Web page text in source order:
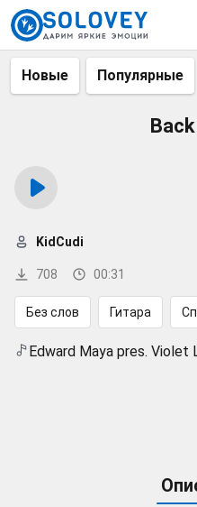
Новые Популярные
708 00:31
KidCudi
Без слов Гитара
Edward Maya pres. Violet